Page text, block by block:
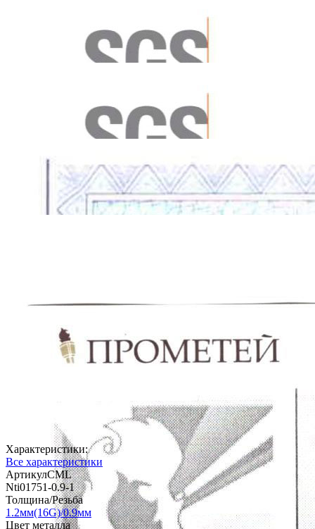
Характеристики:
Все характеристики
АртикулCML
Nti01751-0.9-1
Толщина/Резьба
1.2мм(16G)/0.9мм
Цвет металла